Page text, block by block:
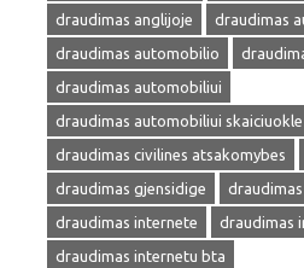
draudimas anglijoje
draudimas
draudimas automobilio
draudimas automobiliui
draudimas automobiliui skaiciuokle
draudimas civilines atsakomybes
draudimas gjensidige
draudimas internete
draudimas
draudimas internetu bta